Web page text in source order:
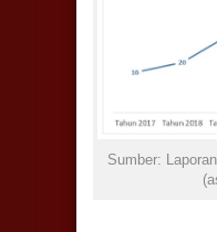
Sumber: